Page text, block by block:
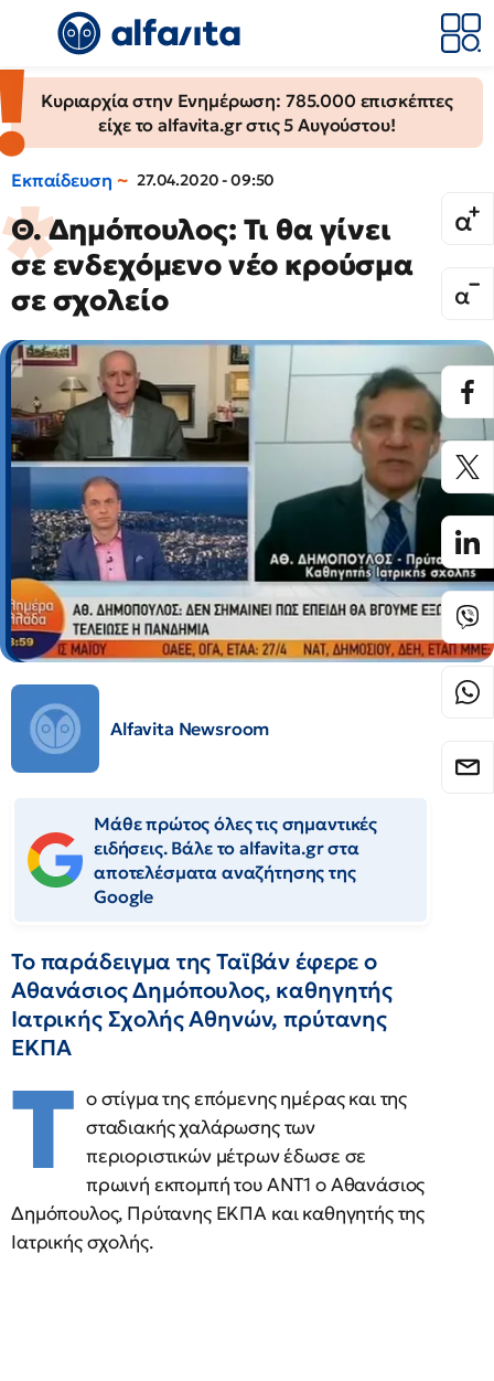
Κυριαρχία στην Ενημέρωση: 785.000 επισκέπτες
είχε το alfavita.gr στις 5 Αυγούστου!
Εκπαίδευση 27.04.2020 - 09:50
Θ. Δημόπουλος: Τι θα γίνει
σε ενδεχόμενο νέο κρούσμα
σε σχολείο
Alfavita Newsroom
Μάθε πρώτος όλες τις σημαντικές
ειδήσεις. Βάλε το alfavita.gr στα
αποτελέσματα αναζήτησης της
Google
Το παράδειγμα της Ταϊβάν έφερε ο
Αθανάσιος Δημόπουλος, καθηγητής
Ιατρικής Σχολής Αθηνών, πρύτανης
ΕΚΠΑ
Τ ο στίγμα της επόμενης ημέρας και της
σταδιακής χαλάρωσης των
περιοριστικών μέτρων έδωσε σε
πρωινή εκπομπή του ΑΝΤ1 ο Αθανάσιος
Δημόπουλος, Πρύτανης ΕΚΠΑ και καθηγητής της
Ιατρικής σχολής.